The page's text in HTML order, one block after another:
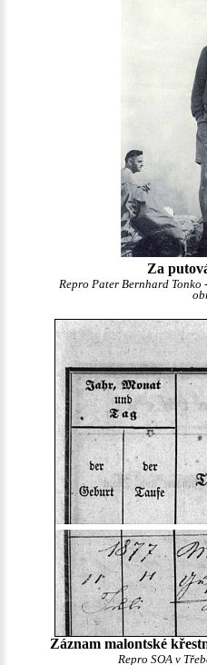
Za
Repro Pater Bernhard Tonko
Záznam malontské
Repro SOA v